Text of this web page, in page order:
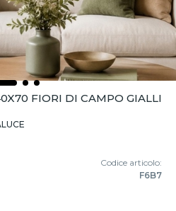
FIORI DI CAMPO GIALLI
Codice articolo:
F6B7